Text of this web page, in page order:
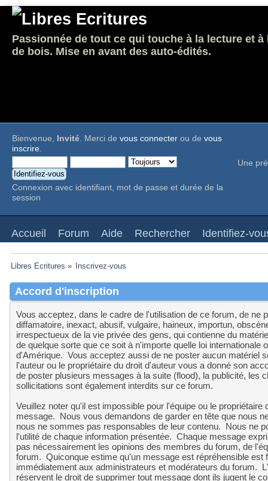
Passionnée de tout ce qui touche à la lecture et
de bois. Mise en avant des auto-édités.
Bienvenue, Invité. Merci de vous connecter ou de vous
inscrire.
Connexion avec identifiant, mot de passe et durée de la
session
Une
Accueil Forum Aide Rechercher Identifiez-
Libres Ecritures » Inscrivez-vous
Accord d'inscription
Vous acceptez, dans le cadre de l'utilisation de ce forum, de ne
diffamatoire, inexact, abusif, vulgaire, haineux, importun,
irrespectueux de la vie privée des gens, qui contienne du
de quelque sorte que ce soit à n'importe quelle loi internationale
d'Amérique. Vous acceptez aussi de ne poster aucun matériel
l'auteur ou le propriétaire du droit d'auteur vous a donné son
de poster plusieurs messages à la suite (flood), la publicité, les
sollicitations sont également interdits sur ce forum.
Veuillez noter qu'il est impossible pour l'équipe ou le
message. Nous vous demandons de garder en tête que nous
nous ne sommes pas responsables de leur contenu. Nous ne
l'utilité de chaque information présentée. Chaque message
pas nécessairement les opinions des membres du forum, de
forum. Quiconque estime qu'un message est répréhensible est
immédiatement aux administrateurs et modérateurs du forum.
réservent le droit de supprimer tout message dont ils jugent le